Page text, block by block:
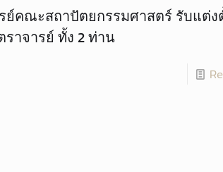
ย์คณะสถาปัตยกรรมศาสตร์ รับแต่ง
าจารย์ ทั้ง 2 ท่าน